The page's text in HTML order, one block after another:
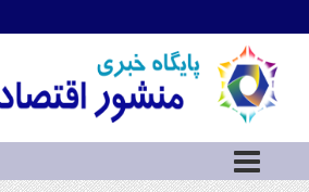
اطلاعات
تماس
ما
درباره